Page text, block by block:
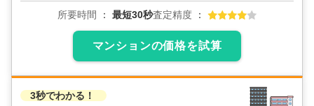
所要時間 最短30秒査定精度
マンションの価格を試算
3秒でわかる！